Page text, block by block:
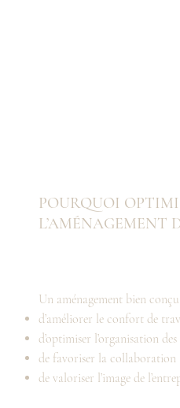
POURQUOI
L’AMÉNAGEMENT
Un aménagement bien
d’améliorer le confort de
d’optimiser l’organisation des
de favoriser la collaboration
de valoriser l’image de